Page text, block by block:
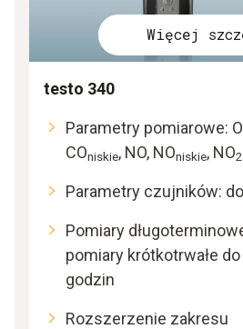
Więcej
testo 340
Parametry pomiarowe:
COniskie, NO, NOniskie, NO2
Parametry czujników:
Pomiary
pomiary krótkotrwałe do
godzin
Rozszerzenie zakresu